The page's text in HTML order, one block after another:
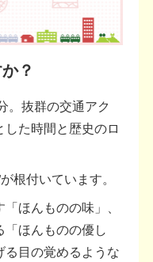
？
。抜群の交通アク
た時間と歴史のロ
根付いています。
ほんものの味」、
ほんものの優し
る目の覚めるような